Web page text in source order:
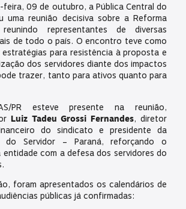
feira, 09 de outubro, a Pública Central do
uma reunião decisiva sobre a Reforma
reunindo representantes de diversas
de todo o país. O encontro teve como
para resistência à proposta e
dos servidores diante dos impactos
trazer, tanto para ativos quanto para
PR esteve presente na reunião,
Luiz Tadeu Grossi Fernandes, diretor
do sindicato e presidente da
do Servidor – Paraná, reforçando o
entidade com a defesa dos servidores do
foram apresentados os calendários de
públicas já confirmadas: